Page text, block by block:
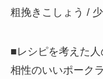
粗挽きこしょう / 少
■レシピを考えた人
相性のいいポーク